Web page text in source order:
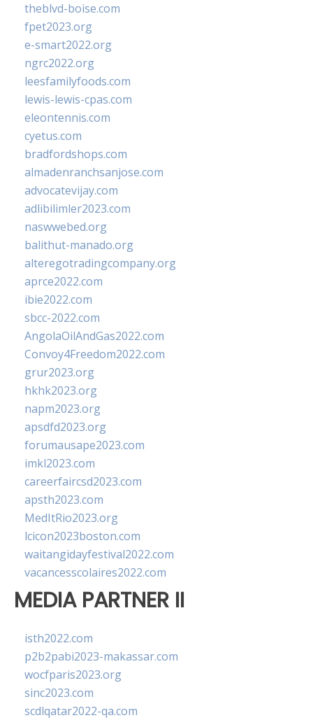
theblvd-boise.com
fpet2023.org
e-smart2022.org
ngrc2022.org
leesfamilyfoods.com
lewis-lewis-cpas.com
eleontennis.com
cyetus.com
bradfordshops.com
almadenranchsanjose.com
advocatevijay.com
adlibilimler2023.com
naswwebed.org
balithut-manado.org
alteregotradingcompany.org
aprce2022.com
ibie2022.com
sbcc-2022.com
AngolaOilAndGas2022.com
Convoy4Freedom2022.com
grur2023.org
hkhk2023.org
napm2023.org
apsdfd2023.org
forumausape2023.com
imkl2023.com
careerfaircsd2023.com
apsth2023.com
MedItRio2023.org
lcicon2023boston.com
waitangidayfestival2022.com
vacancesscolaires2022.com
MEDIA PARTNER II
isth2022.com
p2b2pabi2023-makassar.com
wocfparis2023.org
sinc2023.com
scdlqatar2022-qa.com